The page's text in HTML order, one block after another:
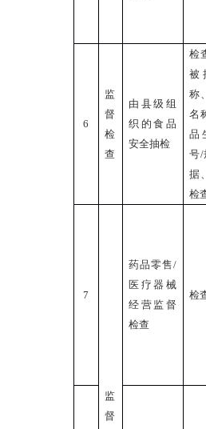
6
监
督
检
查
由县级组
织的食品
安全抽检
检
被
称
名
品
号/
据
检
7
监
督
药品零售/
医疗器械
经营监督
检查
检